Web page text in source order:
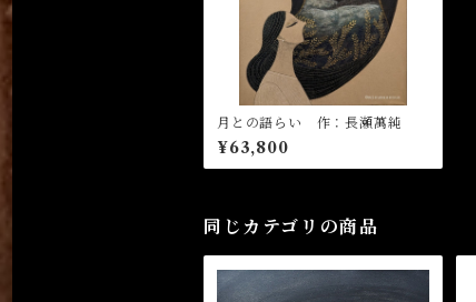
月との語らい 作：長瀬萬純
¥63,800
同じカテゴリの商品